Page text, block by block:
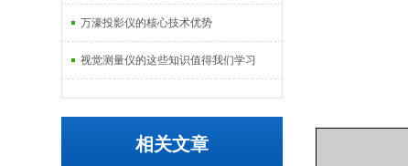
万濠投影仪的核心技术优势
视觉测量仪的这些知识值得我们学习
相关文章